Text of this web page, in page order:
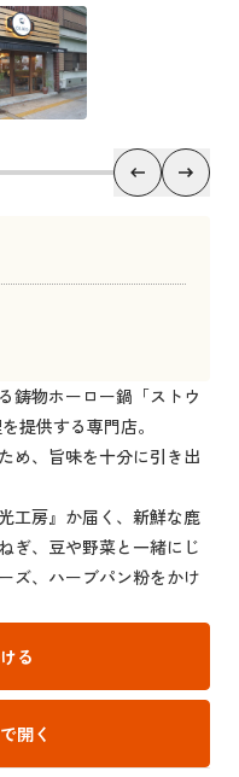
鋳物ホーロー鍋「ストウ
提供する専門店。
め、旨味を十分に引き出
工房』か届く、新鮮な鹿
ぎ、豆や野菜と一緒にじ
ズ、ハーブパン粉をかけ
る
開く